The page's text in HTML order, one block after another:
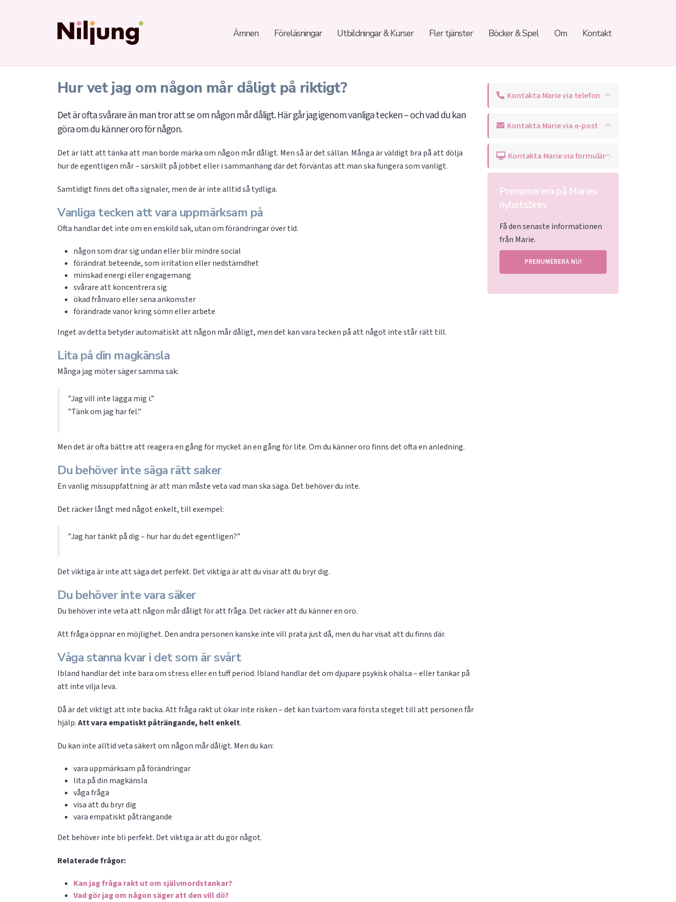
Ämnen Föreläsningar Utbildningar & Kurser Fler tjänster Böcker & Spel Om Kontakt
Hur vet jag om någon mår dåligt på riktigt?
Det är ofta svårare än man tror att se om någon mår dåligt. Här går jag igenom vanliga tecken – och vad du kan
göra om du känner oro för någon.
Det är lätt att tänka att man borde märka om någon mår dåligt. Men så är det sällan. Många är väldigt bra på att dölja
hur de egentligen mår – särskilt på jobbet eller i sammanhang där det förväntas att man ska fungera som vanligt.
Samtidigt finns det ofta signaler, men de är inte alltid så tydliga.
Vanliga tecken att vara uppmärksam på
Ofta handlar det inte om en enskild sak, utan om förändringar över tid.
någon som drar sig undan eller blir mindre social
förändrat beteende, som irritation eller nedstämdhet
minskad energi eller engagemang
svårare att koncentrera sig
ökad frånvaro eller sena ankomster
förändrade vanor kring sömn eller arbete
Inget av detta betyder automatiskt att någon mår dåligt, men det kan vara tecken på att något inte står rätt till.
Lita på din magkänsla
Många jag möter säger samma sak:
”Jag vill inte lägga mig i.”
”Tänk om jag har fel.”
Men det är ofta bättre att reagera en gång för mycket än en gång för lite. Om du känner oro finns det ofta en anledning.
Du behöver inte säga rätt saker
En vanlig missuppfattning är att man måste veta vad man ska säga. Det behöver du inte.
Det räcker långt med något enkelt, till exempel:
”Jag har tänkt på dig – hur har du det egentligen?”
Det viktiga är inte att säga det perfekt. Det viktiga är att du visar att du bryr dig.
Du behöver inte vara säker
Du behöver inte veta att någon mår dåligt för att fråga. Det räcker att du känner en oro.
Att fråga öppnar en möjlighet. Den andra personen kanske inte vill prata just då, men du har visat att du finns där.
Våga stanna kvar i det som är svårt
Ibland handlar det inte bara om stress eller en tuff period. Ibland handlar det om djupare psykisk ohälsa – eller tankar på
att inte vilja leva.
Då är det viktigt att inte backa. Att fråga rakt ut ökar inte risken – det kan tvärtom vara första steget till att personen får
hjälp.Att vara empatiskt påträngande, helt enkelt.
Du kan inte alltid veta säkert om någon mår dåligt. Men du kan:
vara uppmärksam på förändringar
lita på din magkänsla
våga fråga
visa att du bryr dig
vara empatiskt påträngande
Det behöver inte bli perfekt. Det viktiga är att du gör något.
Relaterade frågor:
Kan jag fråga rakt ut om självmordstankar?
Vad gör jag om någon säger att den vill dö?
Kontakta Marie via telefon
Kontakta Marie via e-post
Kontakta Marie via formulär
Prenumerera på Maries
nyhetsbrev
Få den senaste informationen
från Marie.
PRENUMERERA NU!